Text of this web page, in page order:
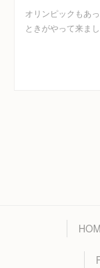
オリンピックもあ
ときがやって来ま